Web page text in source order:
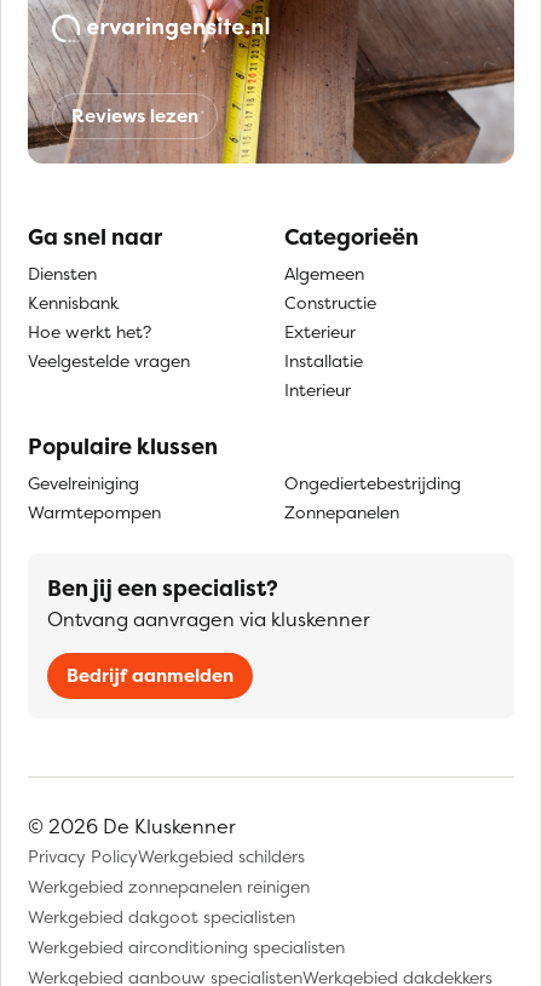
Reviews lezen
Ga snel naar
Diensten
Kennisbank
Hoe werkt het?
Veelgestelde vragen
Categorieën
Algemeen
Constructie
Exterieur
Installatie
Interieur
Populaire klussen
Gevelreiniging
Warmtepompen
Ongediertebestrijding
Zonnepanelen
Ben jij een specialist?
Ontvang aanvragen via kluskenner
Bedrijf aanmelden
© 2026 De Kluskenner
Privacy PolicyWerkgebied schilders
Werkgebied zonnepanelen reinigen
Werkgebied dakgoot specialisten
Werkgebied airconditioning specialisten
Werkgebied aanbouw specialistenWerkgebied dakdekkers